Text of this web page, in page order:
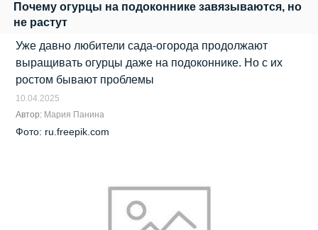
Почему огурцы на подоконнике завязываются, но
не растут
Уже давно любители сада-огорода продолжают
выращивать огурцы даже на подоконнике. Но с их
ростом бывают проблемы
10.04.2025
Автор: Мария Панина
Фото: ru.freepik.com